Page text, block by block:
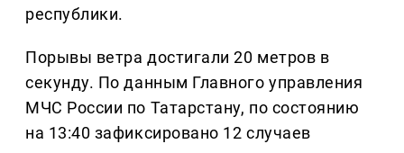
республики.
Порывы ветра достигали 20 метров в
секунду. По данным Главного управления
МЧС России по Татарстану, по состоянию
на 13:40 зафиксировано 12 случаев